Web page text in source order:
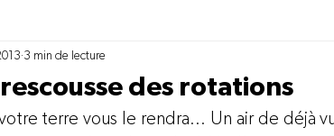
grains Productions végétales
des rotations
3 min de lecture
terre vous le rendra… Un air de déjà